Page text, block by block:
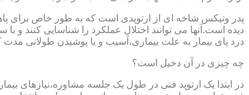
پدر وتیکس شاخه ای از ارتوپدی است که به طور خاص برای پاها
دیده است.آنها می توانند اختلال عملکرد را شناسایی
درد پای بیمار به علت بیماری،آسیب و یا پوشیدن طولانی
چه چیزی در آن دخیل است؟
در ابتدا یک ارتوپد فنی در طول یک جلسه مشاوره،نیازهای